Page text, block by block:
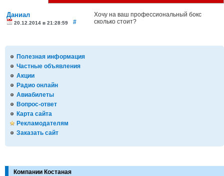
Полезная информация
Частные объявления
Акции
Радио онлайн
Авиабилеты
Вопрос-ответ
Карта сайта
Рекламодателям
Заказать сайт
Компании Костаная
Даниал
20.12.2014 в 21:28:59 #
Хочу на ваш профессиональный бокс
сколько стоит?